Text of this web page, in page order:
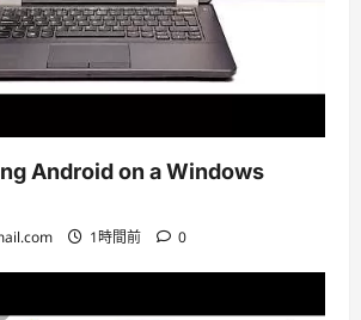
Android on a Windows
1時間前 0